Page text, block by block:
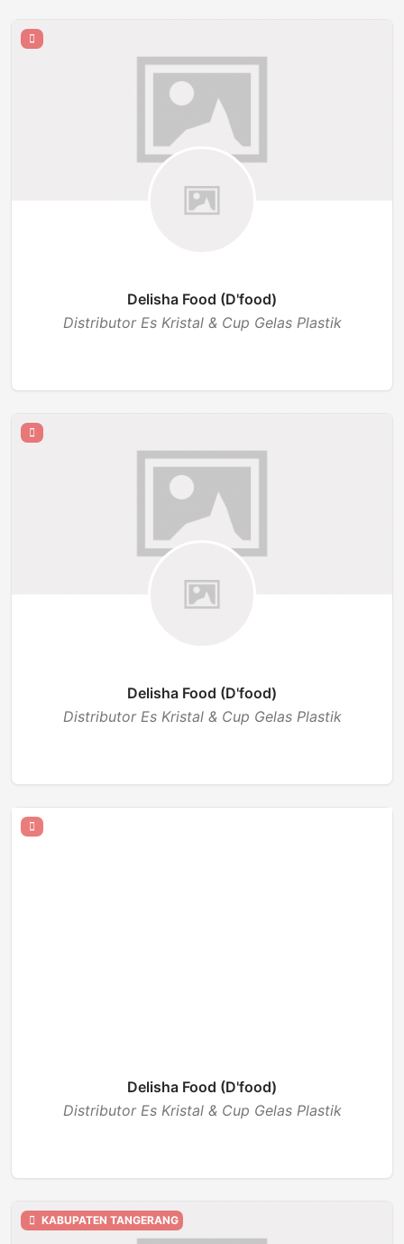
Delisha Food (D'food)
Distributor Es Kristal & Cup Gelas Plastik
Delisha Food (D'food)
Distributor Es Kristal & Cup Gelas Plastik
Delisha Food (D'food)
Distributor Es Kristal & Cup Gelas Plastik
KABUPATEN TANGERANG